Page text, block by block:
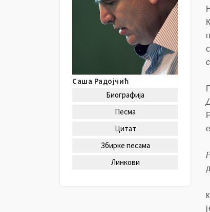
Саша Радојчић
Биографија
Песма
Цитат
Збирке песама
Линкови